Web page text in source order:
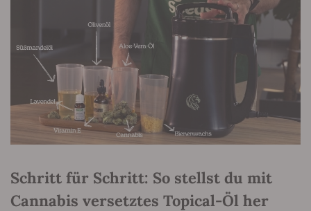
Schritt für Schritt: So stellst du mit
Cannabis versetztes Topical-Öl her